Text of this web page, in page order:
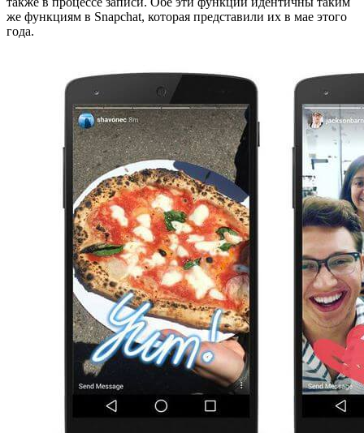
же функциям в Snapchat, которая представили их в мае этого
года.